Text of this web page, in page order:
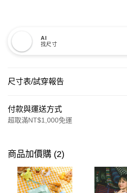
AI
找尺寸
尺寸表/試穿報告
付款與運送方式
超取滿NT$1,000免運
信用卡一次付款
購物金
超商取貨付款
商品加價購 (2)